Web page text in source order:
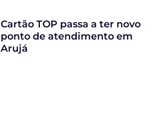
Cartão TOP passa a ter novo
ponto de atendimento em
Arujá